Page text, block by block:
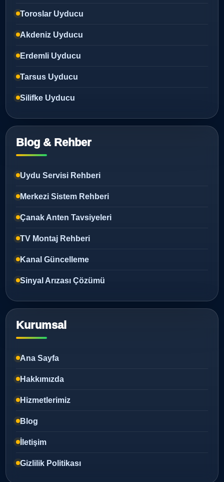
Toroslar Uyducu
Akdeniz Uyducu
Erdemli Uyducu
Tarsus Uyducu
Silifke Uyducu
Blog & Rehber
Uydu Servisi Rehberi
Merkezi Sistem Rehberi
Çanak Anten Tavsiyeleri
TV Montaj Rehberi
Kanal Güncelleme
Sinyal Arızası Çözümü
Kurumsal
Ana Sayfa
Hakkımızda
Hizmetlerimiz
Blog
İletişim
Gizlilik Politikası